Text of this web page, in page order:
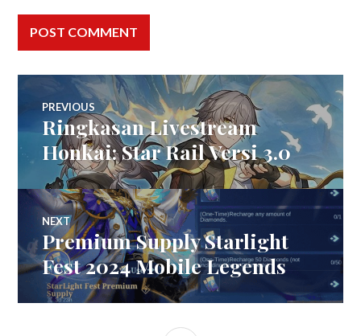
Post
navigation
PREVIOUS
Previous
post:
Ringkasan Livestream
Honkai: Star Rail Versi 3.0
NEXT
Next
post:
Premium Supply Starlight
Fest 2024 Mobile Legends